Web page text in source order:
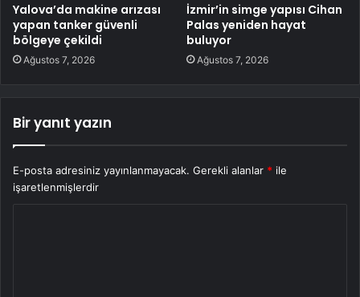
Yalova’da makine arızası
yapan tanker güvenli
bölgeye çekildi
Ağustos 7, 2026
İzmir’in simge yapısı Cihan
Palas yeniden hayat
buluyor
Ağustos 7, 2026
Bir yanıt yazın
E-posta adresiniz yayınlanmayacak. Gerekli alanlar * ile
işaretlenmişlerdir